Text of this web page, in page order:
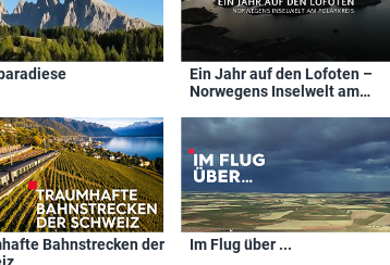
Ein Jahr auf den Lofoten –
Norwegens Inselwelt am
Bahnstrecken der
Im Flug über ...